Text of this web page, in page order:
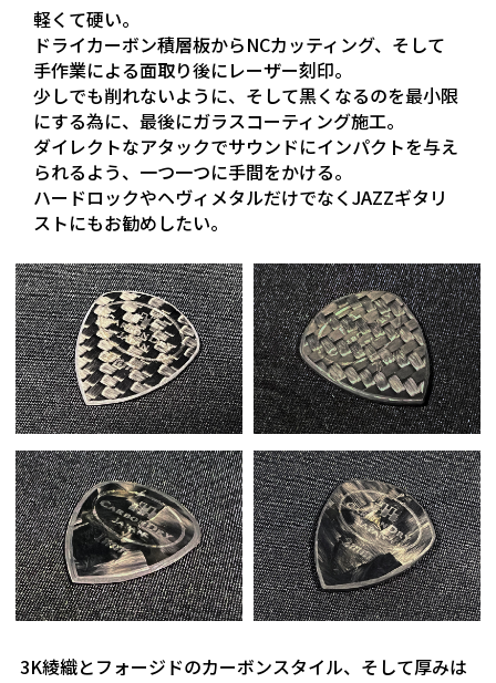
軽くて硬い。
ドライカーボン積層板からNCカッティング、そして
手作業による面取り後にレーザー刻印。
少しでも削れないように、そして黒くなるのを最小限
にする為に、最後にガラスコーティング施工。
ダイレクトなアタックでサウンドにインパクトを与え
られるよう、一つ一つに手間をかける。
ハードロックやヘヴィメタルだけでなくJAZZギタリ
ストにもお勧めしたい。
3K綾織とフォージドのカーボンスタイル、そして厚みは